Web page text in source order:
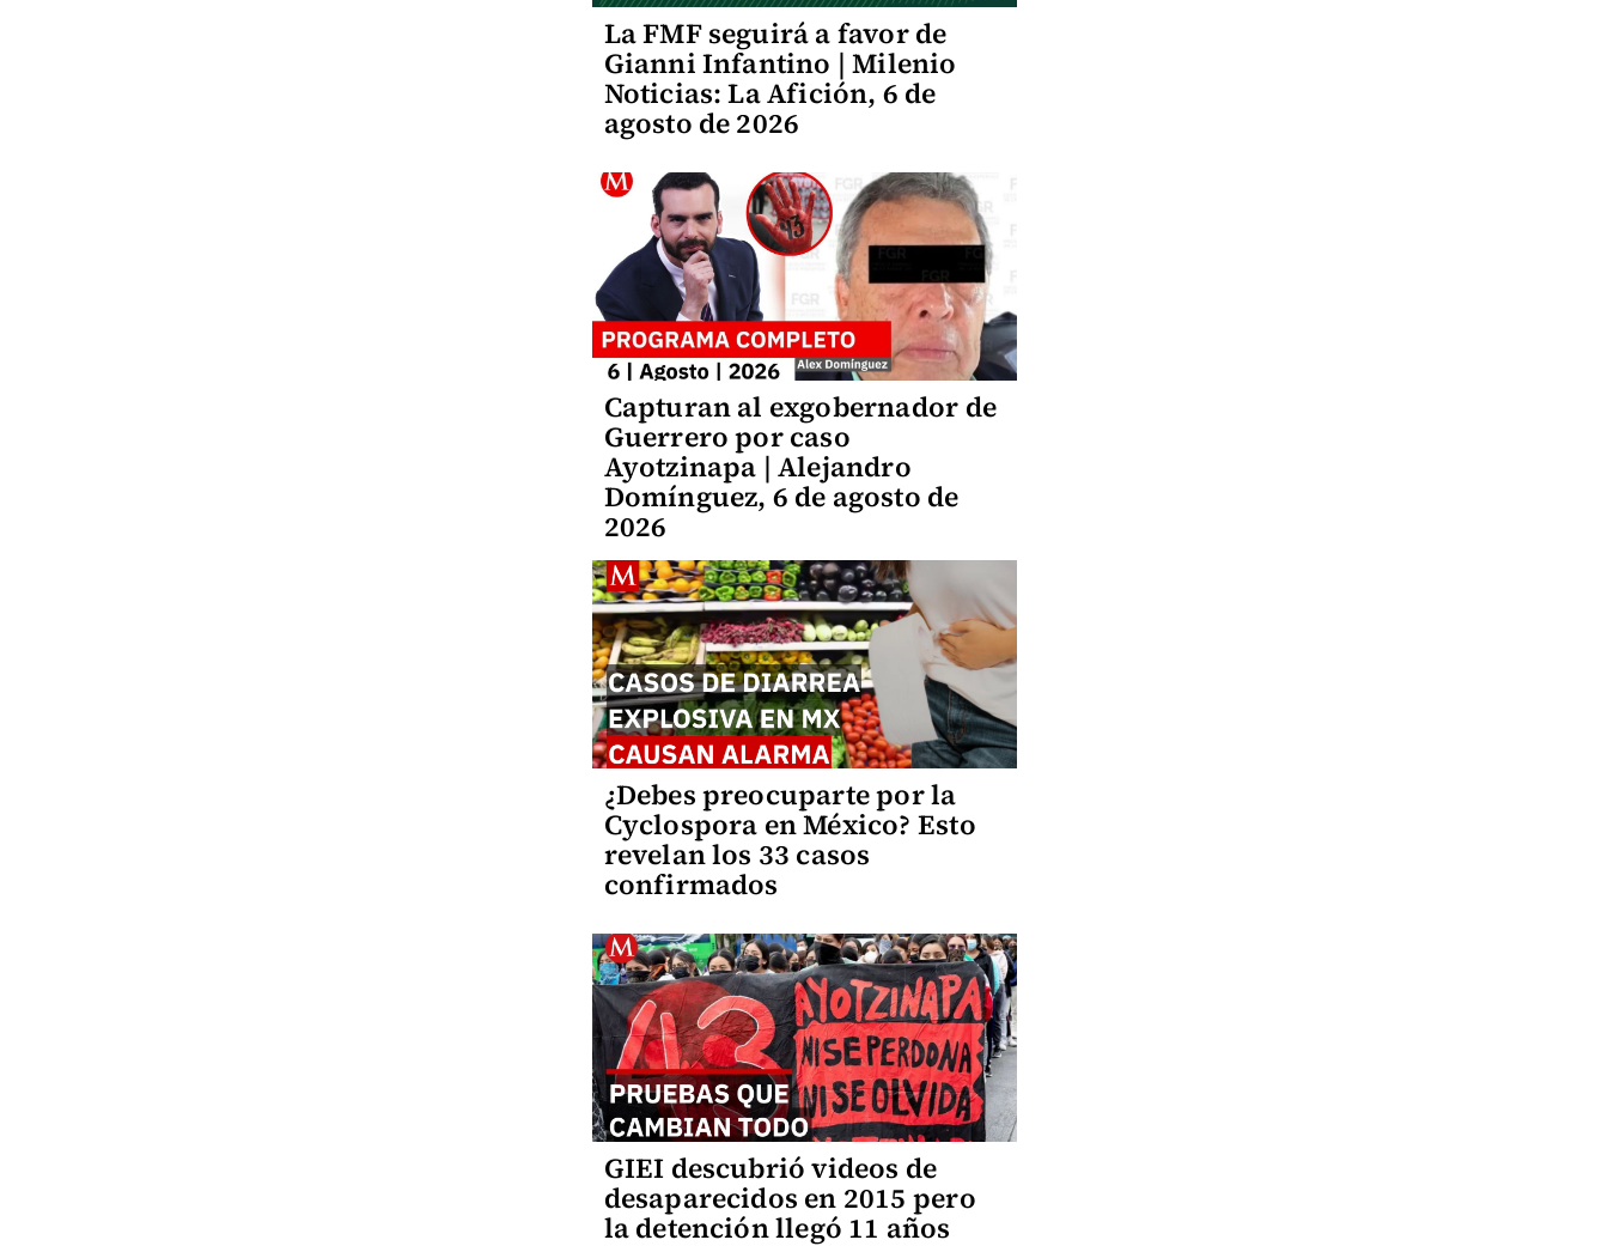
La FMF seguirá a favor de
Gianni Infantino | Milenio
Noticias: La Afición, 6 de
agosto de 2026
Capturan al exgobernador de
Guerrero por caso
Ayotzinapa | Alejandro
Domínguez, 6 de agosto de
2026
¿Debes preocuparte por la
Cyclospora en México? Esto
revelan los 33 casos
confirmados
GIEI descubrió videos de
desaparecidos en 2015 pero
la detención llegó 11 años